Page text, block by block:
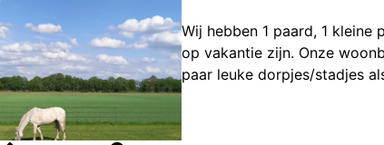
Wij hebben 1 paard, 1
op vakantie zijn. Onze
paar leuke dorpjes/stadjes